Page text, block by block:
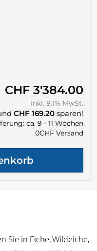
CHF 3'384.00
Inkl. 8.1% MwSt.
CHF 169.20 sparen!
ca. 9 - 11 Wochen
0CHF Versand
in Eiche, Wildeiche,